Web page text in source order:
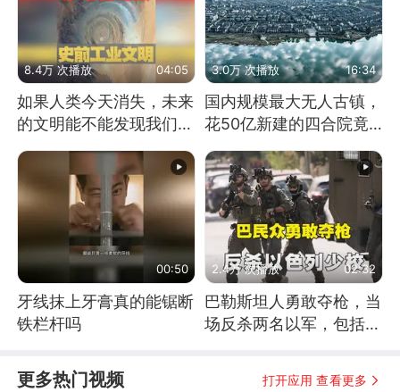
8.4万 次播放 04:05
如果人类今天消失，未来
的文明能不能发现我们存
3.0万 次播放 16:34
国内规模最大无人古镇，
花50亿新建的四合院竟
00:50
牙线抹上牙膏真的能锯断
铁栏杆吗
2.4万 次播放 02:32
巴勒斯坦人勇敢夺枪，当
场反杀两名以军，包括一
更多热门视频 打开应用 查看更多